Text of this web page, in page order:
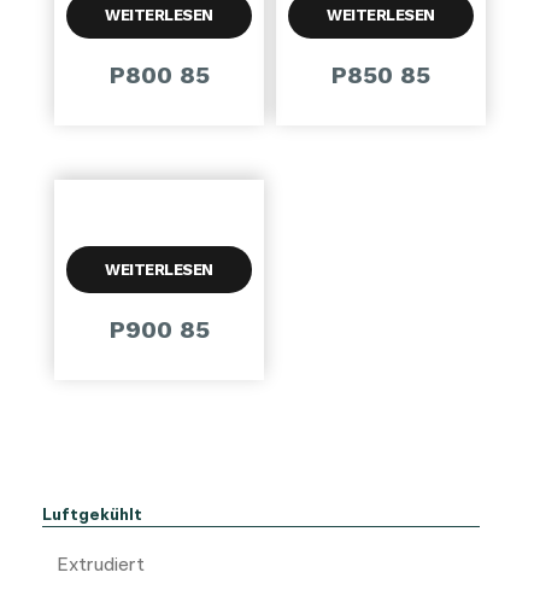
WEITERLESEN
P800 85
WEITERLESEN
P850 85
WEITERLESEN
P900 85
Luftgekühlt
Extrudiert